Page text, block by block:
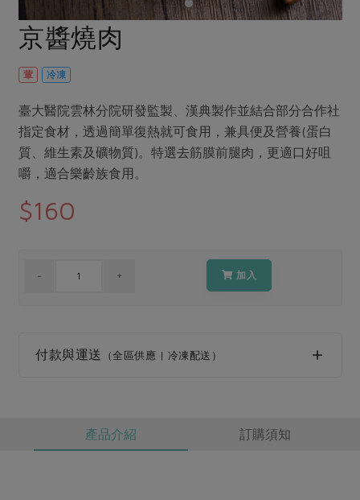
休閒零嘴 沖泡飲品
保健食品
美妝保養 個人清潔
家庭清潔 織品
日用品
防災用品
漬物
主題食譜
異國料理
年菜食譜
議題活動
主婦聯盟X樂齡網特約優惠案
2024農業發展計畫年度報告
更多議題活動
把最好的台灣味帶回家！
廢核運動 能源議題
減添加物
公益金
更多議題
生活者e週報
社員權益
社務專區
選舉專區
最新消息
社務會議 地區活動
京醬燒肉
葷 冷凍
臺大醫院雲林分院研發監製、漢典製作並結合部分合作社
指定食材，透過簡單復熱就可食用，兼具便及營養(蛋白
質、維生素及礦物質)。特選去筋膜前腿肉，更適口好咀
嚼，適合樂齡族食用。
$160
加入
付款與運送 （全區供應 | 冷凍配送）
產品介紹 訂購須知